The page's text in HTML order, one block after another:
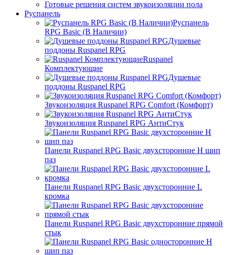
Готовые решения систем звукоизоляции пола
Руспанель
Руспанель
RPG Basic (В Наличии)
Душевые
поддоны Ruspanel RPG
Ruspanel
Комплектующие
Душевые
поддоны Ruspanel RPG
Звукоизоляция Ruspanel RPG Comfort (Комфорт)
Звукоизоляция Ruspanel RPG АнтиСтук
Панели Ruspanel RPG Basic двухсторонние H шип
паз
Панели Ruspanel RPG Basic двухсторонние L
кромка
Панели Ruspanel RPG Basic двухсторонние прямой
стык